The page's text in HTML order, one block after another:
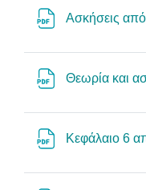
Ασκήσεις
Θεωρία και
Κεφάλαιο 6